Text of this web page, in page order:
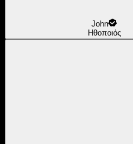
John
Ηθοποιός